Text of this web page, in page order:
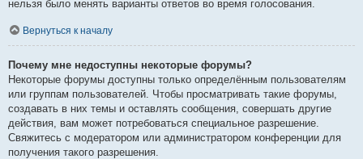
нельзя было менять варианты ответов во время голосования.
Вернуться к началу
Почему мне недоступны некоторые форумы?
Некоторые форумы доступны только определённым пользователям
или группам пользователей. Чтобы просматривать такие форумы,
создавать в них темы и оставлять сообщения, совершать другие
действия, вам может потребоваться специальное разрешение.
Свяжитесь с модератором или администратором конференции для
получения такого разрешения.